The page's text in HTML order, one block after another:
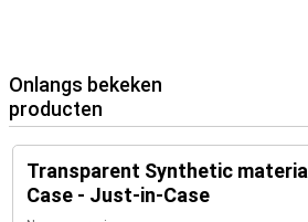
Onlangs bekeken
producten
Transparent Synthetic material
Case - Just-in-Case